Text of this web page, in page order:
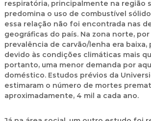
respiratória, principalmente na região
predomina o uso de combustível
essa relação não foi encontrada nas
geográficas do país. Na zona norte,
prevalência de carvão/lenha era
devido às condições climáticas mais
portanto, uma menor demanda por
doméstico. Estudos prévios da
estimaram o número de mortes
aproximadamente, 4 mil a cada ano.